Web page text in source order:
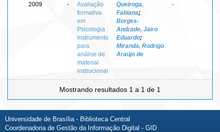
2009 -
Avaliação
formativa
em
Psicologia :
instrumento
para
análise de
material
instrucional
Queiroga,
Fabiana;
Borges-
Andrade, Jairo
Eduardo;
Miranda, Rodrigo
Araújo de
-
Mostrando resultados 1 a 1 de 1
Universidade de Brasília - Biblioteca Central
Coordenadoria de Gestão da Informação Digital - GID